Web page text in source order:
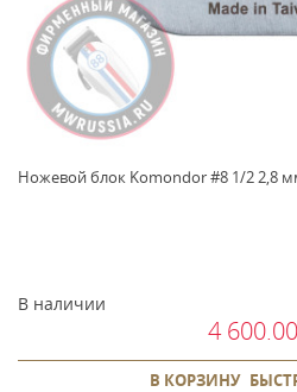
Ножевой блок Komondor #8 1/2 2,8
В наличии
4
В КОРЗИНУ